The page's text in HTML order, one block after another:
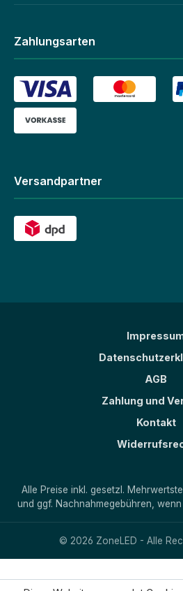
Zahlungsarten
Versandpartner
AGB
Zahlung und
Kontakt
Alle Preise inkl. gesetzl.
und ggf. Nachnahmegebühren,
© 2026 ZoneLED - Alle